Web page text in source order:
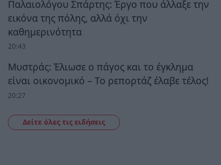
Παλαιολόγου Σπάρτης: Έργο που άλλαξε την
εικόνα της πόλης, αλλά όχι την
καθημερινότητα
20:43
Μυστράς: Έλιωσε ο πάγος και το έγκλημα
είναι οικονομικό – Το ρεπορτάζ έλαβε τέλος!
20:27
Δείτε όλες τις ειδήσεις